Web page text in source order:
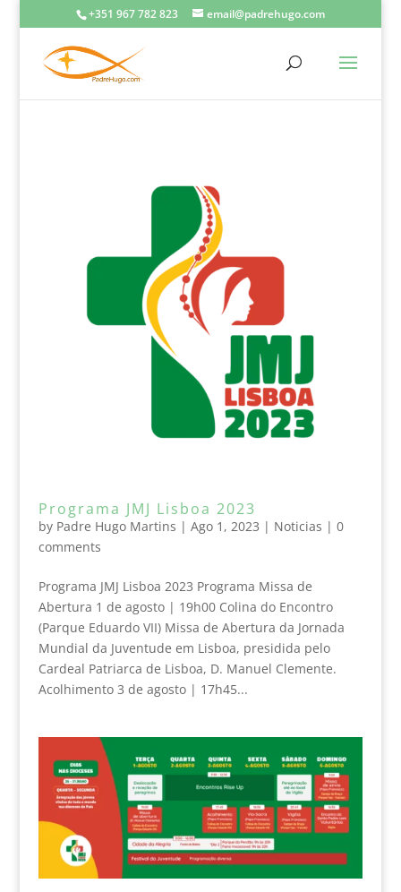
+351 967 782 823 email@padrehugo.com
Programa JMJ Lisboa 2023
by Padre Hugo Martins | Ago 1, 2023 | Noticias | 0
comments
Programa JMJ Lisboa 2023 Programa Missa de
Abertura 1 de agosto | 19h00 Colina do Encontro
(Parque Eduardo VII) Missa de Abertura da Jornada
Mundial da Juventude em Lisboa, presidida pelo
Cardeal Patriarca de Lisboa, D. Manuel Clemente.
Acolhimento 3 de agosto | 17h45...